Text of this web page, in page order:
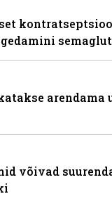
arendama
võivad